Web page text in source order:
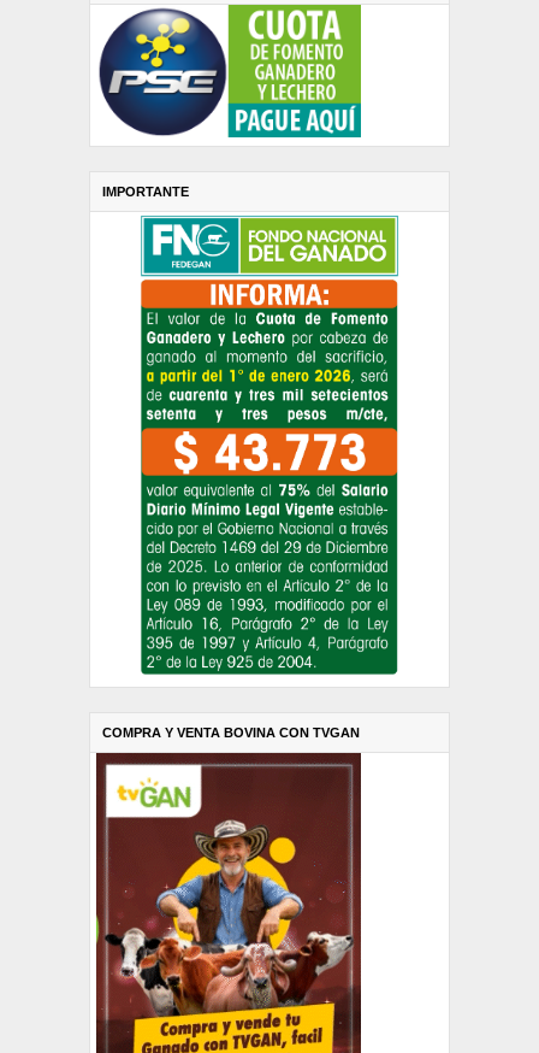
IMPORTANTE
COMPRA Y VENTA BOVINA CON TVGAN